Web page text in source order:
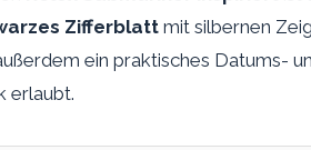
Zifferblatt mit silbernen
ein praktisches Datums-
erlaubt.